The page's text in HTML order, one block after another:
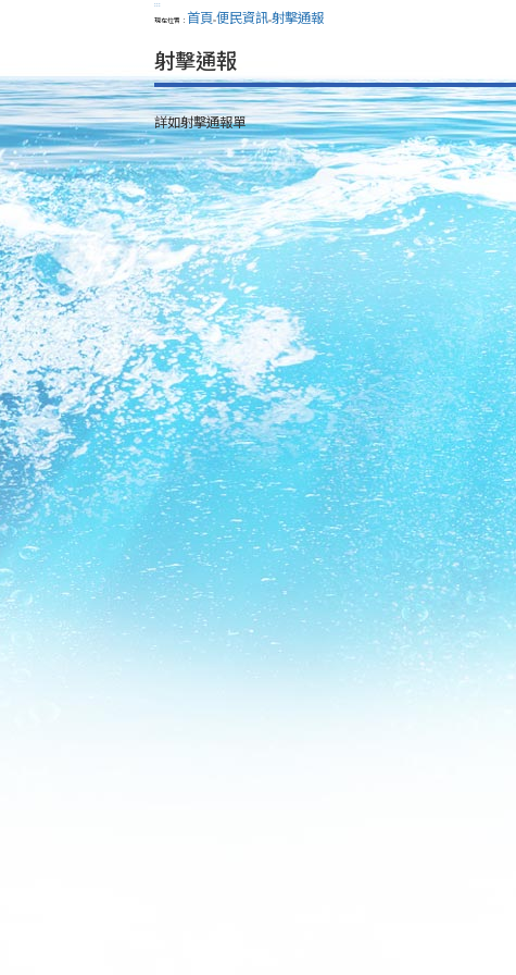
:::
現在位置： 首頁>便民資訊>射擊通報
射擊通報
詳如射擊通報單